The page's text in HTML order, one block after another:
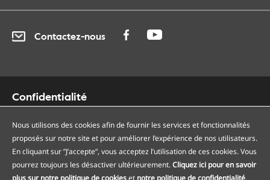
Contactez-nous
Confidentialité
Cookies
Accessibilité
Plan du site
Nos centres auditifs
Nos points de services
Nous utilisons des cookies afin de fournir les services et fonctionnalités
proposés sur notre site et pour améliorer l’expérience de nos utilisateurs.
En cliquant sur ”J’accepte”, vous acceptez l’utilisation de ces cookies. Vous
pourrez toujours les désactiver ultérieurement.Cliquez ici pour en savoir
plus sur notre politique de cookieset notre politique de confidentialité.